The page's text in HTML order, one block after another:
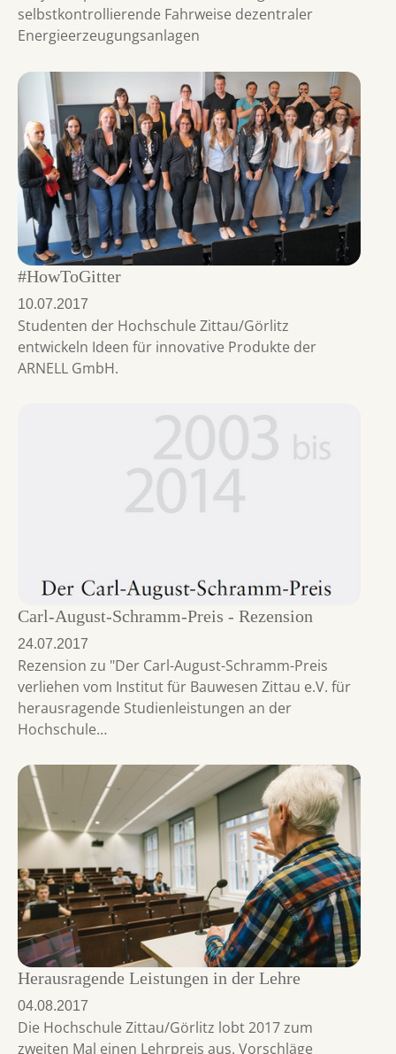
selbstkontrollierende Fahrweise dezentraler
Energieerzeugungsanlagen
#HowToGitter
10.07.2017
Studenten der Hochschule Zittau/Görlitz
entwickeln Ideen für innovative Produkte der
ARNELL GmbH.
Carl-August-Schramm-Preis - Rezension
24.07.2017
Rezension zu "Der Carl-August-Schramm-Preis
verliehen vom Institut für Bauwesen Zittau e.V. für
herausragende Studienleistungen an der
Hochschule…
Herausragende Leistungen in der Lehre
04.08.2017
Die Hochschule Zittau/Görlitz lobt 2017 zum
zweiten Mal einen Lehrpreis aus. Vorschläge